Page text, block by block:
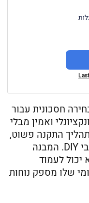
חסכונית עבור
ואמין מבלי
התקנה פשוט,
מה שהופך אותו נגיש עבור חובבי DIY. המבנה
לעמוד
שלו מספק נוחות